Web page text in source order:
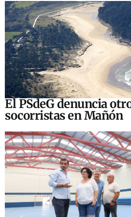
El PSdeG denuncia
socorristas en Mañón